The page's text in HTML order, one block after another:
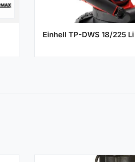
Einhell TP-DWS 18/225